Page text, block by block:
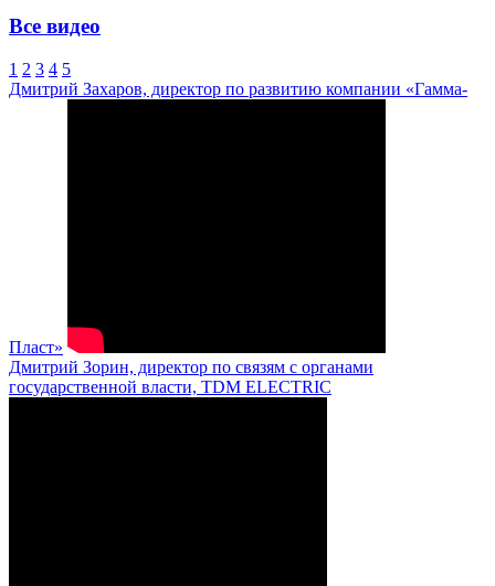
Все видео
1 2 3 4 5
Дмитрий Захаров, директор по развитию компании «Гамма-
Пласт»
Дмитрий Зорин, директор по связям с органами
государственной власти, TDM ELECTRIC